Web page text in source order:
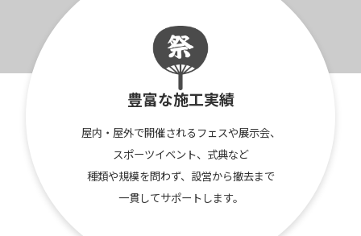
豊富な施工実績
屋内・屋外で開催されるフェスや展示会、
スポーツイベント、式典など
種類や規模を問わず、設営から撤去まで
一貫してサポートします。